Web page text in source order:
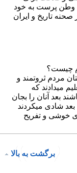
برگشت به بالا